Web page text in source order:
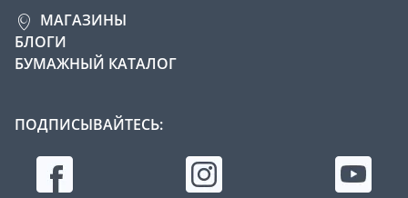
МАГАЗИНЫ
БЛОГИ
БУМАЖНЫЙ КАТАЛОГ
ПОДПИСЫВАЙТЕСЬ: